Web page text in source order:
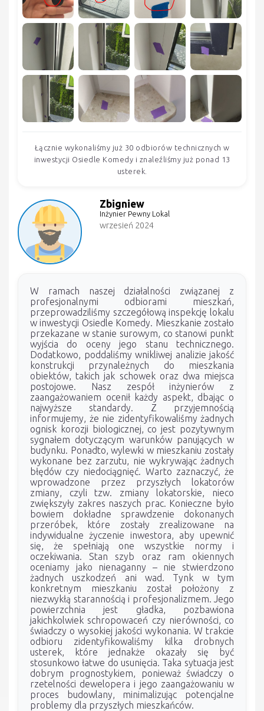
Łącznie wykonaliśmy już 30 odbiorów technicznych w
inwestycji Osiedle Komedy i znaleźliśmy już ponad 13
usterek.
Zbigniew
Inżynier Pewny Lokal
wrzesień 2024
W ramach naszej działalności związanej z
profesjonalnymi odbiorami mieszkań,
przeprowadziliśmy szczegółową inspekcję lokalu
w inwestycji Osiedle Komedy. Mieszkanie zostało
przekazane w stanie surowym, co stanowi punkt
wyjścia do oceny jego stanu technicznego.
Dodatkowo, poddaliśmy wnikliwej analizie jakość
konstrukcji przynależnych do mieszkania
obiektów, takich jak schowek oraz dwa miejsca
postojowe. Nasz zespół inżynierów z
zaangażowaniem ocenił każdy aspekt, dbając o
najwyższe standardy. Z przyjemnością
informujemy, że nie zidentyfikowaliśmy żadnych
ognisk korozji biologicznej, co jest pozytywnym
sygnałem dotyczącym warunków panujących w
budynku. Ponadto, wylewki w mieszkaniu zostały
wykonane bez zarzutu, nie wykrywając żadnych
błędów czy niedociągnięć. Warto zaznaczyć, że
wprowadzone przez przyszłych lokatorów
zmiany, czyli tzw. zmiany lokatorskie, nieco
zwiększyły zakres naszych prac. Konieczne było
bowiem dokładne sprawdzenie dokonanych
przeróbek, które zostały zrealizowane na
indywidualne życzenie inwestora, aby upewnić
się, że spełniają one wszystkie normy i
oczekiwania. Stan szyb oraz ram okiennych
oceniamy jako nienaganny – nie stwierdzono
żadnych uszkodzeń ani wad. Tynk w tym
konkretnym mieszkaniu został położony z
niezwykłą starannością i profesjonalizmem. Jego
powierzchnia jest gładka, pozbawiona
jakichkolwiek schropowaceń czy nierówności, co
świadczy o wysokiej jakości wykonania. W trakcie
odbioru zidentyfikowaliśmy kilka drobnych
usterek, które jednakże okazały się być
stosunkowo łatwe do usunięcia. Taka sytuacja jest
dobrym prognostykiem, ponieważ świadczy o
rzetelności dewelopera i jego zaangażowaniu w
proces budowlany, minimalizując potencjalne
problemy dla przyszłych mieszkańców.